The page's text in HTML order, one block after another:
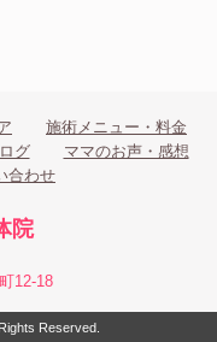
施術メニュー・料金
グ
ママのお声・感想
合わせ
院
12-18
Reserved.